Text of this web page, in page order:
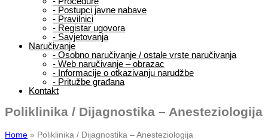
- Postupci javne nabave
- Pravilnici
- Registar ugovora
- Savjetovanja
Naručivanje
- Osobno naručivanje / ostale vrste naručivanja
- Web naručivanje – obrazac
- Informacije o otkazivanju narudžbe
- Pritužbe građana
Kontakt
Poliklinika / Dijagnostika – Anesteziologija
Home » Poliklinika / Dijagnostika – Anesteziologija